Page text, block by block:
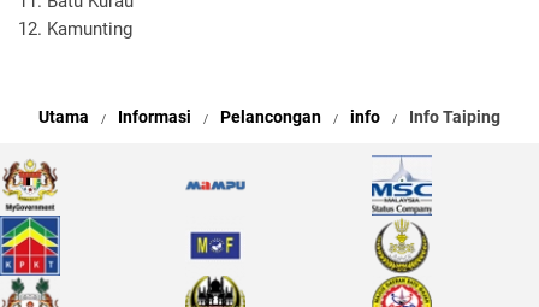
12. Kamunting
Utama Informasi Pelancongan info Info Taiping